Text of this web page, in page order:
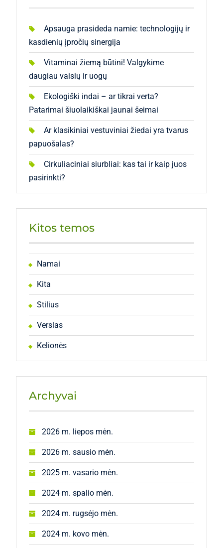
Apsauga prasideda namie: technologijų ir
kasdienių įpročių sinergija
Vitaminai žiemą būtini! Valgykime
daugiau vaisių ir uogų
Ekologiški indai – ar tikrai verta?
Patarimai šiuolaikiškai jaunai šeimai
Ar klasikiniai vestuviniai žiedai yra tvarus
papuošalas?
Cirkuliaciniai siurbliai: kas tai ir kaip juos
pasirinkti?
Kitos temos
Namai
Kita
Stilius
Verslas
Kelionės
Archyvai
2026 m. liepos mėn.
2026 m. sausio mėn.
2025 m. vasario mėn.
2024 m. spalio mėn.
2024 m. rugsėjo mėn.
2024 m. kovo mėn.